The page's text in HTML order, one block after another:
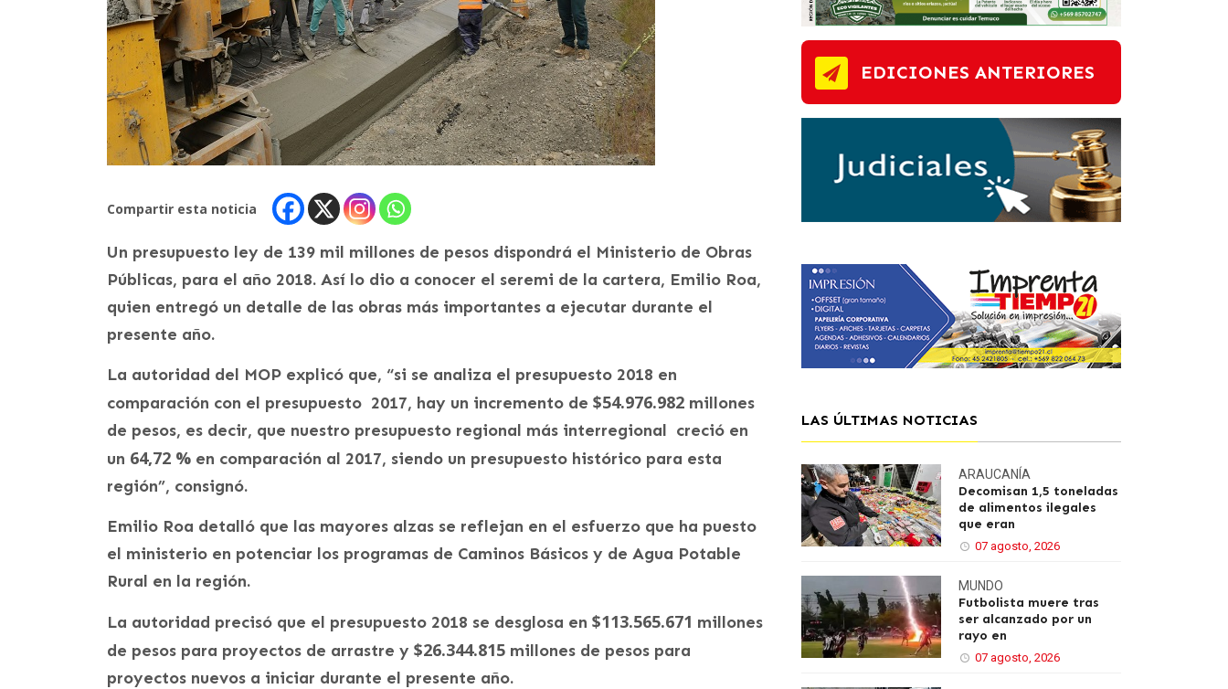
Compartir esta noticia
Un presupuesto ley de 139 mil millones de pesos dispondrá el Ministerio de Obras
Públicas, para el año 2018. Así lo dio a conocer el seremi de la cartera, Emilio Roa,
quien entregó un detalle de las obras más importantes a ejecutar durante el
presente año.
La autoridad del MOP explicó que, “si se analiza el presupuesto 2018 en
comparación con el presupuesto 2017, hay un incremento de $54.976.982 millones
de pesos, es decir, que nuestro presupuesto regional más interregional creció en
un 64,72 % en comparación al 2017, siendo un presupuesto histórico para esta
región”, consignó.
Emilio Roa detalló que las mayores alzas se reflejan en el esfuerzo que ha puesto
el ministerio en potenciar los programas de Caminos Básicos y de Agua Potable
Rural en la región.
La autoridad precisó que el presupuesto 2018 se desglosa en $113.565.671 millones
de pesos para proyectos de arrastre y $26.344.815 millones de pesos para
proyectos nuevos a iniciar durante el presente año.
EDICIONES ANTERIORES
LAS ÚLTIMAS NOTICIAS
ARAUCANÍA
Decomisan 1,5 toneladas
de alimentos ilegales
que eran
07 agosto, 2026
MUNDO
Futbolista muere tras
ser alcanzado por un
rayo en
07 agosto, 2026